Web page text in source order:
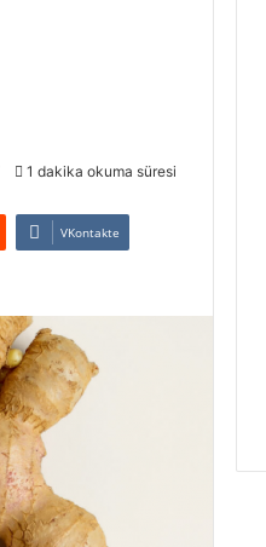
1 dakika okuma süresi
VKontakte